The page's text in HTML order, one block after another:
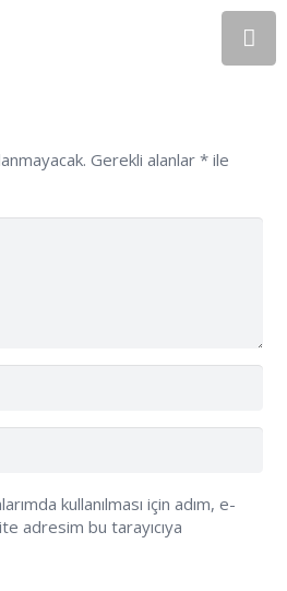
Gerekli alanlar *ile
kullanılması için adım, e-
adresim bu tarayıcıya